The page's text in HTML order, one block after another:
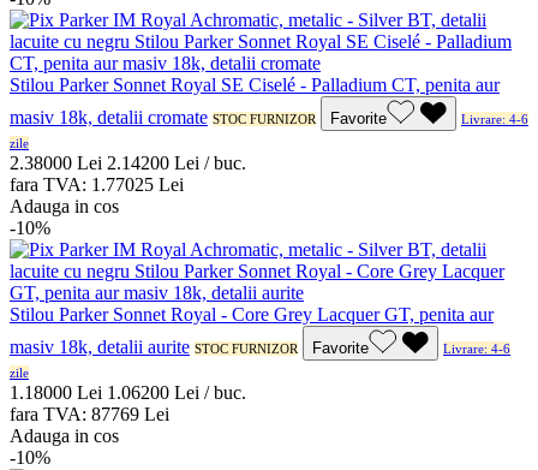
Stilou Parker Sonnet Royal SE Ciselé - Palladium CT, penita aur
masiv 18k, detalii cromate STOC FURNIZOR Favorite
Livrare: 4-6
zile
2.38000 Lei 2.14200 Lei / buc.
fara TVA: 1.77025 Lei
Adauga in cos
-10%
Stilou Parker Sonnet Royal - Core Grey Lacquer GT, penita aur
masiv 18k, detalii aurite STOC FURNIZOR Favorite
Livrare: 4-6
zile
1.18000 Lei 1.06200 Lei / buc.
fara TVA: 87769 Lei
Adauga in cos
-10%